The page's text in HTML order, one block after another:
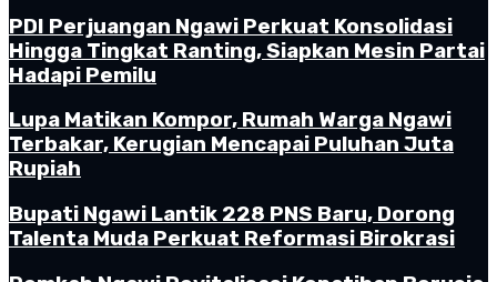
PDI Perjuangan Ngawi Perkuat Konsolidasi
Hingga Tingkat Ranting, Siapkan Mesin Partai
Hadapi Pemilu
Lupa Matikan Kompor, Rumah Warga Ngawi
Terbakar, Kerugian Mencapai Puluhan Juta
Rupiah
Bupati Ngawi Lantik 228 PNS Baru, Dorong
Talenta Muda Perkuat Reformasi Birokrasi